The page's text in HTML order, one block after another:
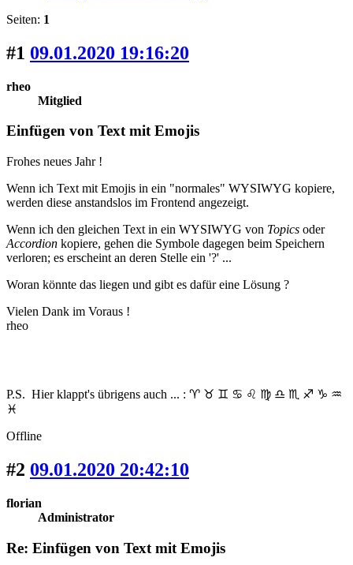
Seiten: 1
#1 09.01.2020 19:16:20
rheo
Mitglied
Einfügen von Text mit Emojis
Frohes neues Jahr !
Wenn ich Text mit Emojis in ein "normales" WYSIWYG kopiere,
werden diese anstandslos im Frontend angezeigt.
Wenn ich den gleichen Text in ein WYSIWYG von Topics oder
Accordion kopiere, gehen die Symbole dagegen beim Speichern
verloren; es erscheint an deren Stelle ein '?' ...
Woran könnte das liegen und gibt es dafür eine Lösung ?
Vielen Dank im Voraus !
rheo
P.S. Hier klappt's übrigens auch ... : ♈ ♉ ♊ ♋ ♌ ♍ ♎ ♏ ♐ ♑ ♒
♓
Offline
#2 09.01.2020 20:42:10
florian
Administrator
Re: Einfügen von Text mit Emojis